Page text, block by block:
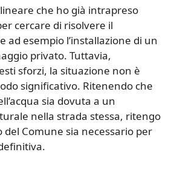
che ho già intrapreso
cercare di risolvere il
ad esempio l’installazione di un
privato. Tuttavia,
sforzi, la situazione non è
significativo. Ritenendo che
sia dovuta a un
nella strada stessa, ritengo
del Comune sia necessario per